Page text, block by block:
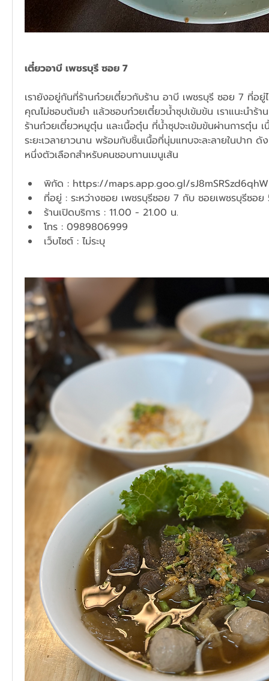
เตี๋ยวอาบี เพชรบุรี ซอย 7
เรายังอยู่กันที่ร้านก๋วยเตี๋ยวกับร้าน อาบี เพชรบุรี ซอย 7 ที่อยู่
คุณไม่ชอบต้มยำ แล้วชอบก๋วยเตี๋ยวน้ำซุปเข้มข้น เราแนะนำร้าน
ร้านก๋วยเตี๋ยวหมูตุ๋น และเนื้อตุ๋น ที่น้ำซุปจะเข้มข้นผ่านการตุ๋น เ
ระยะเวลายาวนาน พร้อมกับชิ้นเนื้อที่นุ่มแทบจะละลายในปาก ดั
หนึ่งตัวเลือกสำหรับคนชอบทานเมนูเส้น
พิกัด : https://maps.app.goo.gl/
ที่อยู่ : ระหว่างซอย เพชรบุรีซอย 7 กับ ซอยเพชรบุรีซอ
ร้านเปิดบริการ : 11.00 - 21.00 น.
โทร : 0989806999
เว็บไซต์ : ไม่ระบุ